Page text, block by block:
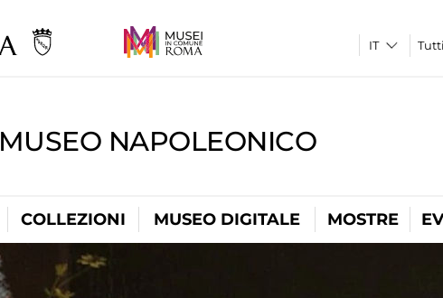
MUSEO NAPOLEONICO
COLLEZIONI MUSEO DIGITALE MOSTRE